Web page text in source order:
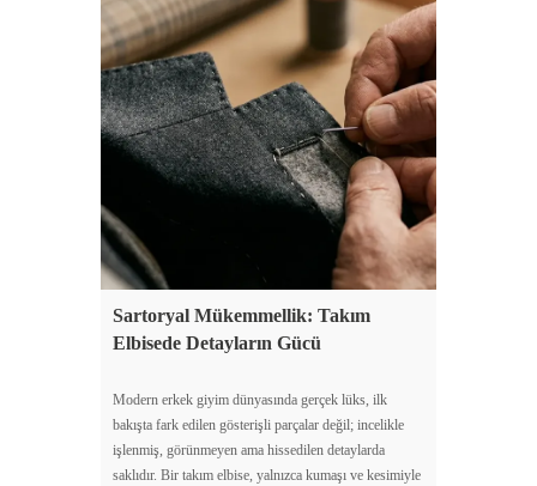
Sartoryal Mükemmellik: Takım
Elbisede Detayların Gücü
Modern erkek giyim dünyasında gerçek lüks, ilk
bakışta fark edilen gösterişli parçalar değil; incelikle
işlenmiş, görünmeyen ama hissedilen detaylarda
saklıdır. Bir takım elbise, yalnızca kumaşı ve kesimiyle